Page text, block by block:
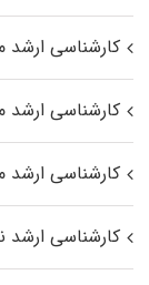
کارشناسی
کارشناسی ارشد
کارشناسی
کارشناسی ارشد